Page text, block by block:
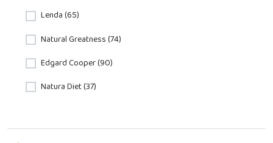
Lenda (65)
Natural Greatness (74)
Edgard Cooper (90)
Natura Diet (37)